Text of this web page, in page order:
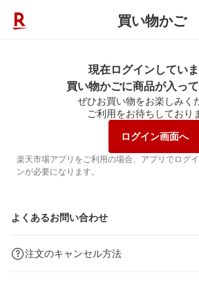
買い物かご
現在ログインしてい
買い物かごに商品が入っ
ぜひお買い物をお楽しみく
ご利用をお待ちしており
ログイン画面へ
楽天市場アプリをご利用の場合、アプリでログ
ンが必要になります。
よくあるお問い合わせ
注文のキャンセル方法